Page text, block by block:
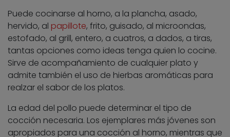
Puede cocinarse al horno, a la plancha, asado,
hervido, al papillote, frito, guisado, al microondas,
estofado, al grill, entero, a cuatros, a dados, a tiras,
tantas opciones como ideas tenga quien lo cocine.
Sirve de acompañamiento de cualquier plato y
admite también el uso de hierbas aromáticas para
realzar el sabor de los platos.
La edad del pollo puede determinar el tipo de
cocción necesaria. Los ejemplares más jóvenes son
apropiados para una cocción al horno, mientras que